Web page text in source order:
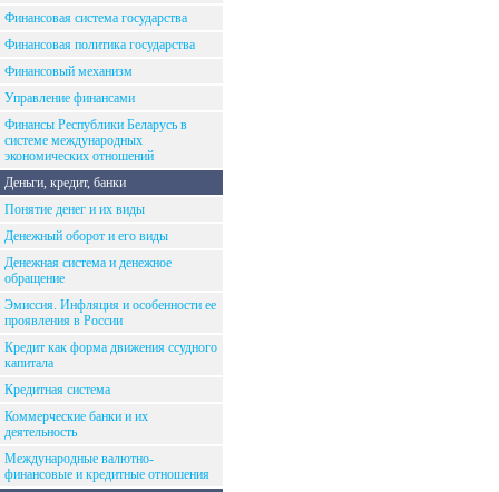
Финансовая система государства
Финансовая политика государства
Финансовый механизм
Управление финансами
Финансы Республики Беларусь в
системе международных
экономических отношений
Деньги, кредит, банки
Понятие денег и их виды
Денежный оборот и его виды
Денежная система и денежное
обращение
Эмиссия. Инфляция и особенности ее
проявления в России
Кредит как форма движения ссудного
капитала
Кредитная система
Коммерческие банки и их
деятельность
Международные валютно-
финансовые и кредитные отношения